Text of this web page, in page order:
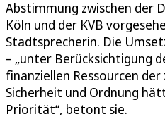
Abstimmung zwischen der
Köln und der KVB
Stadtsprecherin. Die
– „unter Berücksichtigung
finanziellen Ressourcen
Sicherheit und Ordnung
Priorität“, betont sie.